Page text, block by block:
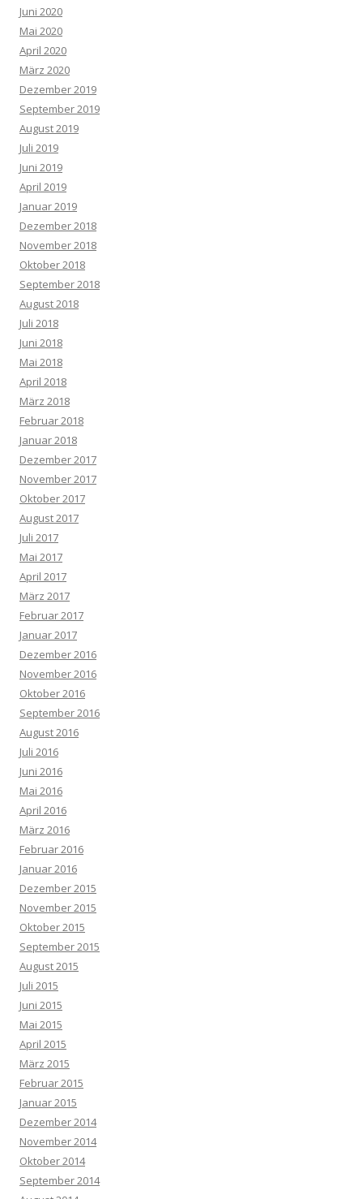
Juni 2020
Mai 2020
April 2020
März 2020
Dezember 2019
September 2019
August 2019
Juli 2019
Juni 2019
April 2019
Januar 2019
Dezember 2018
November 2018
Oktober 2018
September 2018
August 2018
Juli 2018
Juni 2018
Mai 2018
April 2018
März 2018
Februar 2018
Januar 2018
Dezember 2017
November 2017
Oktober 2017
August 2017
Juli 2017
Mai 2017
April 2017
März 2017
Februar 2017
Januar 2017
Dezember 2016
November 2016
Oktober 2016
September 2016
August 2016
Juli 2016
Juni 2016
Mai 2016
April 2016
März 2016
Februar 2016
Januar 2016
Dezember 2015
November 2015
Oktober 2015
September 2015
August 2015
Juli 2015
Juni 2015
Mai 2015
April 2015
März 2015
Februar 2015
Januar 2015
Dezember 2014
November 2014
Oktober 2014
September 2014